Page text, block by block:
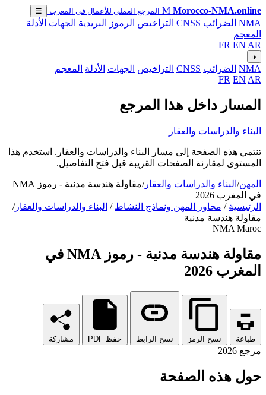
M Morocco-NMA.online المرجع العملي للأعمال في المغرب ☰
NMA الضرائب CNSS التراخيص الرموز البريدية الجهات الأدلة
المعجم
FR EN AR
◑
NMA الضرائب CNSS التراخيص الجهات الأدلة المعجم
FR EN AR
المسار داخل هذا المرجع
البناء والدراسات والعقار
تنتمي هذه الصفحة إلى مسار البناء والدراسات والعقار. استخدم هذا
المستوى لمقارنة الصفحات القريبة قبل فتح التفاصيل.
المهن/ البناء والدراسات والعقار/
مقاولة هندسة مدنية - رموز NMA
في المغرب 2026
الرئيسية / محاور المهن ونماذج النشاط / البناء والدراسات والعقار/
مقاولة هندسة مدنية
NMA Maroc
مقاولة هندسة مدنية - رموز NMA في
المغرب 2026
طباعة نسخ الرمز نسخ الرابط حفظ PDF مشاركة
مرجع 2026
حول هذه الصفحة